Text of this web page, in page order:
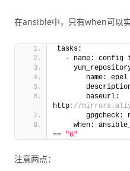
在ansible中，只有when可以实
tasks:
- name: config
       name: epel
       baseurl:
http ://
gpgcheck:
when:
== "6"
注意两点：